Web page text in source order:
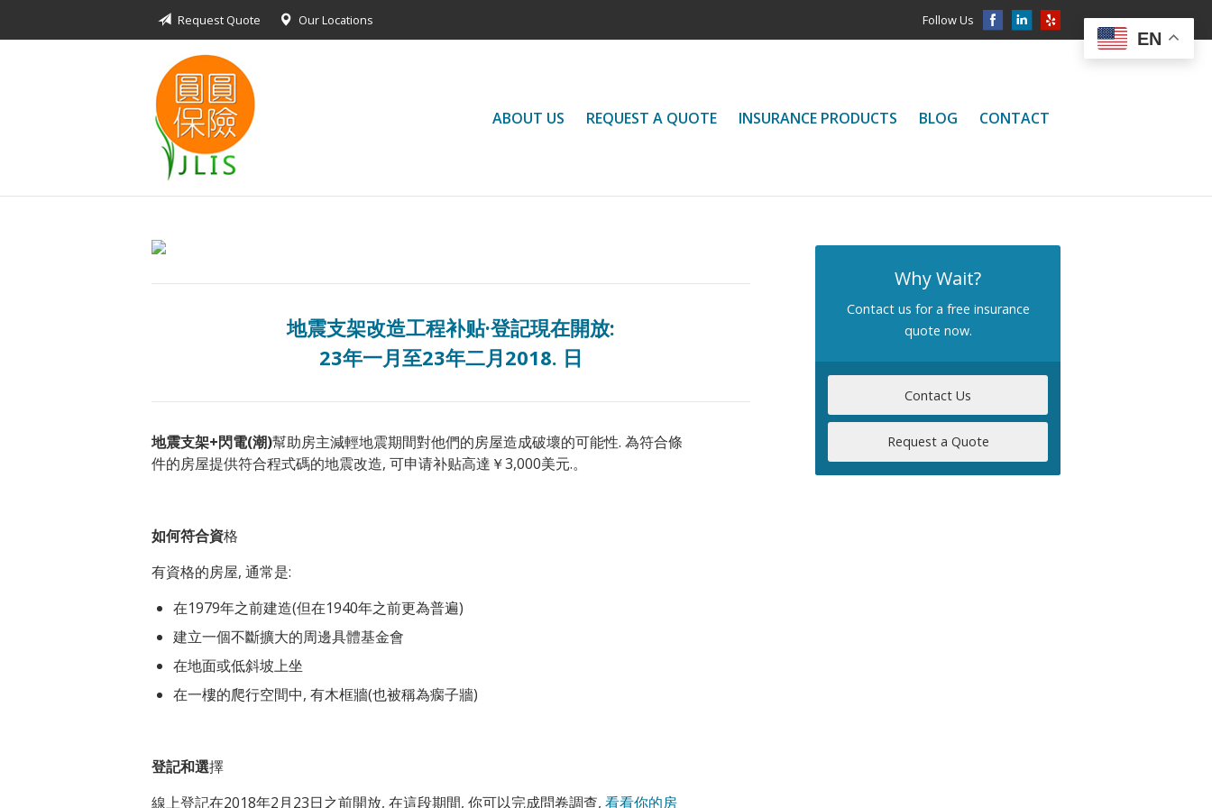
Request Quote Our Locations Follow Us
ABOUT US REQUEST A QUOTE INSURANCE PRODUCTS BLOG CONTACT
地震支架改造工程补贴·登記現在開放:
23年一月至23年二月2018. 日
地震支架+閃電(潮)幫助房主減輕地震期間對他們的房屋造成破壞的可能性. 為符合條
件的房屋提供符合程式碼的地震改造, 可申请补贴高達￥3,000美元.。
如何符合資格
有資格的房屋, 通常是:
在1979年之前建造(但在1940年之前更為普遍)
建立一個不斷擴大的周邊具體基金會
在地面或低斜坡上坐
在一樓的爬行空間中, 有木框牆(也被稱為瘸子牆)
登記和選擇
線上登記在2018年2月23日之前開放, 在這段期間, 你可以完成問卷調查, 看看你的房
Why Wait?
Contact us for a free insurance
quote now.
Contact Us
Request a Quote
EN